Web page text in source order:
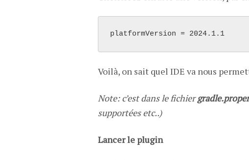
platformVersion = 2024.1.1
Voilà, on sait quel IDE va nous
Note: c’est dans le fichier
supportées etc..)
Lancer le plugin